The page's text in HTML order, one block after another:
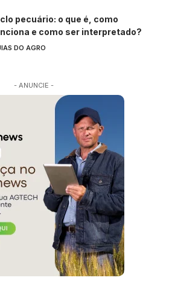
pecuário: o que é, como
e como ser interpretado?
DO AGRO
- ANUNCIE -